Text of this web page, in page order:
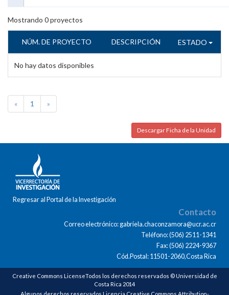
Mostrando 0proyectos
NÚM. DE PROYECTO DESCRIPCIÓN ESTADO
No hay datos disponibles
« 1 »
Descargar Ficha de la Unidad
Regresar al Portal de la Investigación
Contacto
Correo electrónico: gabriela.chaconzamora@ucr.ac.cr
Teléfono: (506) 2511-1341
Fax: (506) 2224-9367
Cód.Postal: 11501-2060,Costa Rica
Creative Commons LicenseTodos los derechos reservados © Universidad de
Costa Rica 2014